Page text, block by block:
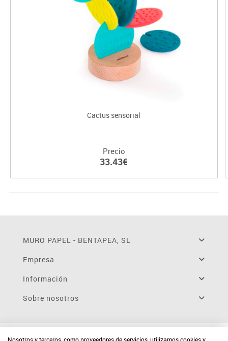
Cactus sensorial
Precio
33.43€
MURO PAPEL - BENTAPEA, SL
Empresa
Información
Sobre nosotros